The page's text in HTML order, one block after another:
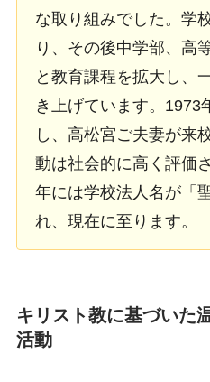
な取り組みでした。学
り、その後中学部、高
と教育課程を拡大し、
き上げています。1973
し、高松宮ご夫妻が来
動は社会的に高く評価
年には学校法人名が「
れ、現在に至ります。
キリスト教に基づいた
活動